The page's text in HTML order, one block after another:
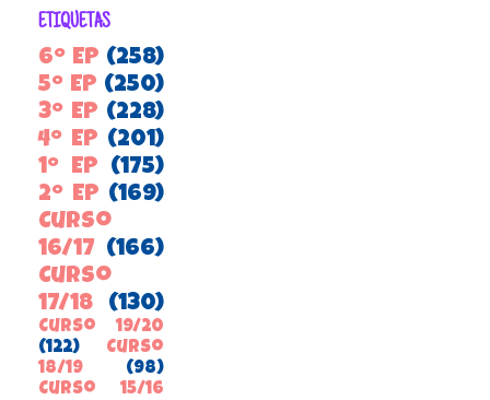
ETIQUETAS
6º EP (258)
5º EP (250)
3º EP (228)
4º EP (201)
1º EP
(175)
2º EP (169)
Curso
16/17 (166)
Curso
17/18
(130)
Curso 19/20
(122)
Curso
18/19
(98)
Curso 15/16